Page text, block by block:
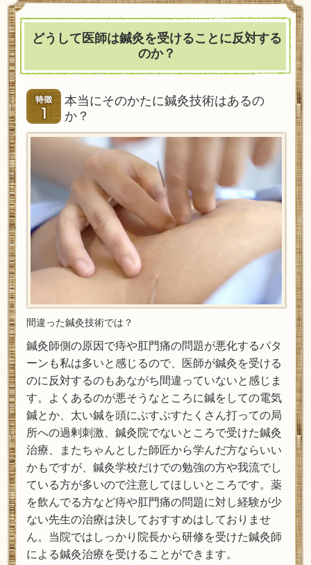
どうして医師は鍼灸を受けることに反対する
のか？
本当にそのかたに鍼灸技術はあるの
か？
間違った鍼灸技術では？
鍼灸師側の原因で痔や肛門痛の問題が悪化するパタ
ーンも私は多いと感じるので、医師が鍼灸を受ける
のに反対するのもあながち間違っていないと感じま
す。よくあるのが悪そうなところに鍼をしての電気
鍼とか、太い鍼を頭にぶすぶすたくさん打っての局
所への過剰刺激、鍼灸院でないところで受けた鍼灸
治療、またちゃんとした師匠から学んだ方ならいい
かもですが、鍼灸学校だけでの勉強の方や我流でし
ている方が多いので注意してほしいところです。薬
を飲んでる方など痔や肛門痛の問題に対し経験が少
ない先生の治療は決しておすすめはしておりませ
ん。当院ではしっかり院長から研修を受けた鍼灸師
による鍼灸治療を受けることができます。